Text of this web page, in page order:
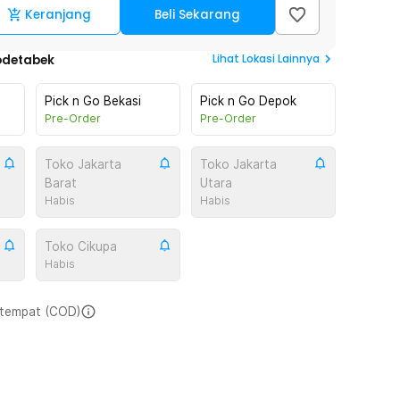
Keranjang Beli Sekarang
Lihat Lokasi Lainnya
Pick n Go Bekasi
Pre-Order
Pick n Go Depok
Pre-Order
Toko Jakarta
Barat
Habis
Toko Jakarta
Utara
Habis
Toko Cikupa
Habis
(COD)